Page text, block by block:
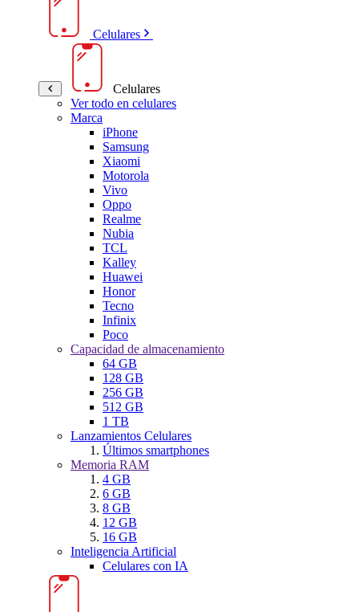
Celulares
Celulares
Ver todo en celulares
Marca
iPhone
Samsung
Xiaomi
Motorola
Vivo
Oppo
Realme
Nubia
TCL
Kalley
Huawei
Honor
Tecno
Infinix
Poco
Capacidad de almacenamiento
64 GB
128 GB
256 GB
512 GB
1 TB
Lanzamientos Celulares
Últimos smartphones
Memoria RAM
4 GB
6 GB
8 GB
12 GB
16 GB
Inteligencia Artificial
Celulares con IA